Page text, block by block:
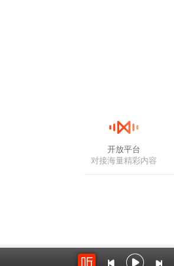
开放平台
对接海量精彩内容